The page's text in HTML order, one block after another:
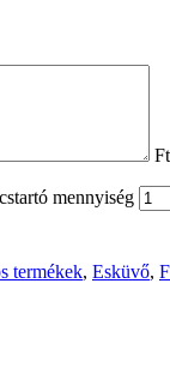
Ft
mennyiség
termékek, Esküvő,